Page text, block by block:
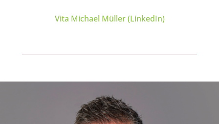
Vita Michael Müller (LinkedIn)